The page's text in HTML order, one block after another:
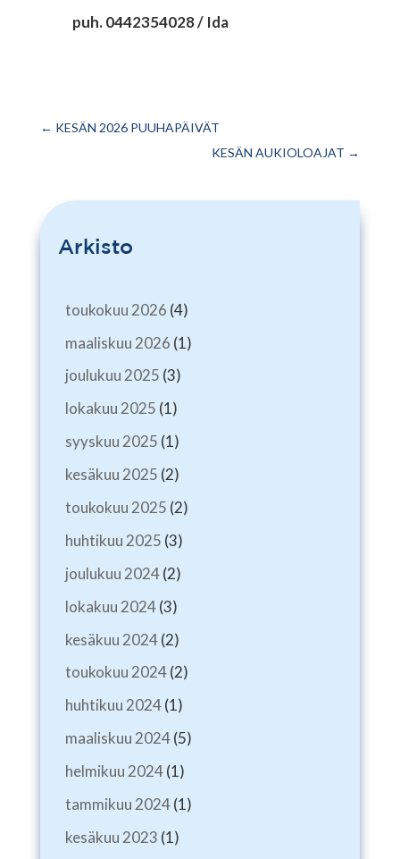
puh. 0442354028 / Ida
← KESÄN 2026 PUUHAPÄIVÄT
KESÄN AUKIOLOAJAT →
Arkisto
toukokuu 2026 (4)
maaliskuu 2026 (1)
joulukuu 2025 (3)
lokakuu 2025 (1)
syyskuu 2025 (1)
kesäkuu 2025 (2)
toukokuu 2025 (2)
huhtikuu 2025 (3)
joulukuu 2024(2)
lokakuu 2024(3)
kesäkuu 2024(2)
toukokuu 2024(2)
huhtikuu 2024(1)
maaliskuu 2024(5)
helmikuu 2024(1)
tammikuu 2024(1)
kesäkuu 2023 (1)